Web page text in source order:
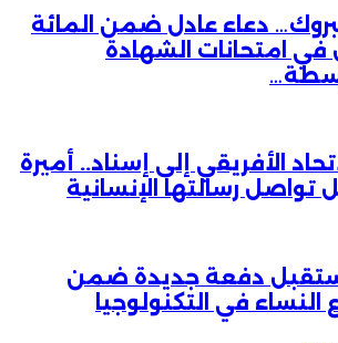
دعاء عادل ضمن المائة
في امتحانات الشهادة
الأفريقي إلى إسناد.. أميرة
تواصل رسالتها الإنسانية
دفعة جديدة ضمن
في التكنولوجيا